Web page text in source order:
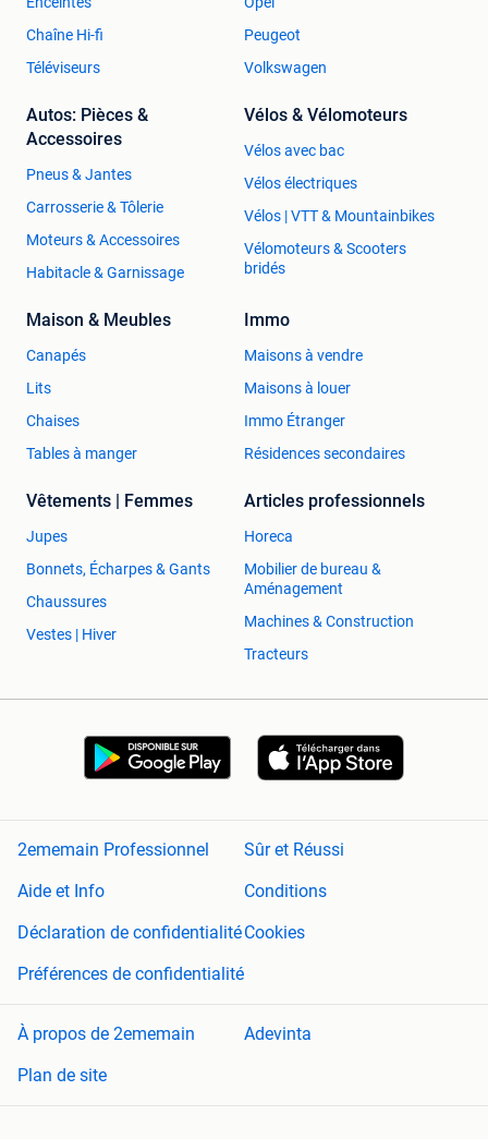
Chaîne Hi-fi
Téléviseurs
Peugeot
Volkswagen
Autos: Pièces &
Accessoires
Pneus & Jantes
Carrosserie & Tôlerie
Moteurs & Accessoires
Habitacle & Garnissage
Vélos & Vélomoteurs
Vélos avec bac
Vélos électriques
Vélos | VTT & Mountainbikes
Vélomoteurs & Scooters
bridés
Maison & Meubles
Canapés
Lits
Chaises
Tables à manger
Immo
Maisons à vendre
Maisons à louer
Immo Étranger
Résidences secondaires
Vêtements | Femmes
Jupes
Bonnets, Écharpes & Gants
Chaussures
Vestes | Hiver
Articles professionnels
Horeca
Mobilier de bureau &
Aménagement
Machines & Construction
Tracteurs
2ememain Professionnel
Sûr et Réussi
Aide et Info
Conditions
Déclaration de confidentialitéCookies
Préférences de confidentialité
À propos de 2ememain
Adevinta
Plan de site